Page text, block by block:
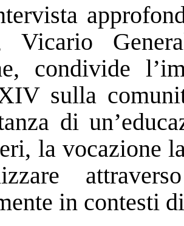
Vicario
condivide
sulla
di
la vocazione
in contesti